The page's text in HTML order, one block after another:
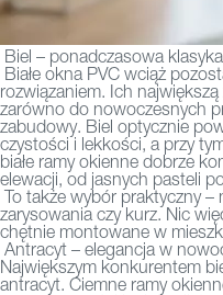
Biel – ponadczasowa klasyka
Białe okna PVC wciąż
rozwiązaniem. Ich
zarówno do nowoczesnych
zabudowy. Biel optycznie
czystości i lekkości, a przy
białe ramy okienne dobrze
elewacji, od jasnych pasteli
To także wybór praktyczny
zarysowania czy kurz. Nic
chętnie montowane w
Antracyt – elegancja w
Największym konkurentem
antracyt. Ciemne ramy